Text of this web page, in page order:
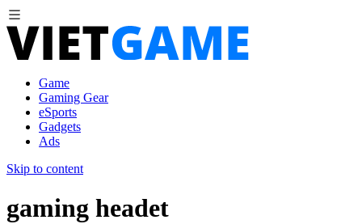
Game
Gaming Gear
eSports
Gadgets
Ads
Skip to content
gaming headet